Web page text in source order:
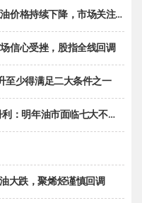
，市场关注OPEC+新一轮产能政策
信心受挫，股指全线回调
至少得满足二大条件之一
明年油市面临七大不确定性
大跌，聚烯烃谨慎回调